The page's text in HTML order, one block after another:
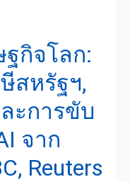
ฐกิจโลก:
สหรัฐฯ,
ะการขับ
จาก
Reuters